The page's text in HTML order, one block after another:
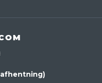
afhentning)